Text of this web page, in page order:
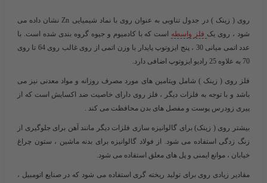
روی
( زینک ) در جدول تناوبی به عنوان روی با نماد شیمیایی Zn نشان داده می
شود ، روی یک فلز واسطه است که با کادمیوم و جیوه گروه بندی شده است. با
عدد اتمی میانی 30 ، پنج ایزوتوپ پایدار با وزن اتمی از روی غالب روی 64 تا روی
70 به علاوه 25 رادیو ایزوتوپ اضافی دارد.
فلز روی ( زینک ) شامل ویتامین های مورد مصرف روزانه و مواد معدنی نیز می
باشد و با توجه به فلزات دیگر ، فلز روی دارای خاصیت ضد اکسایش است که از
پیری زودرس پوست و مفصل های بدن محافظت می کند .
بیشتر روی ( زینک) برای گالوانیزه سازی فلزات دیگر مانند آهن برای جلوگیری از
زنگ زدگی استفاده می شود. از فولاد گالوانیزه برای بدنه ماشین ، ستون چراغ
خیابان ، موانع ایمنی و پل های معلق استفاده می شود.
مقادیر زیادی روی برای تولید ریخته گری استفاده می شود که در صنایع اتومبیل ،